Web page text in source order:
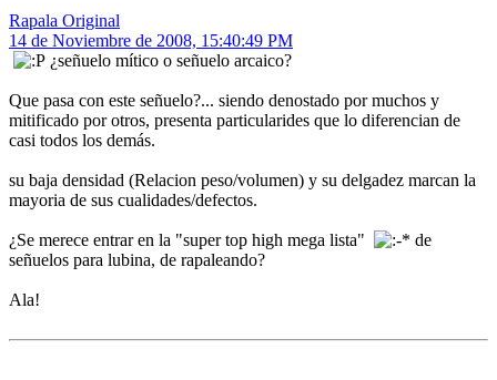
Rapala Original
14 de Noviembre de 2008, 15:40:49 PM
¿señuelo mítico o señuelo arcaico?
Que pasa con este señuelo?... siendo denostado por muchos y
mitificado por otros, presenta particularides que lo diferencian de
casi todos los demás.
su baja densidad (Relacion peso/volumen) y su delgadez marcan la
mayoria de sus cualidades/defectos.
¿Se merece entrar en la "super top high mega lista"
de
señuelos para lubina, de rapaleando?
Ala!